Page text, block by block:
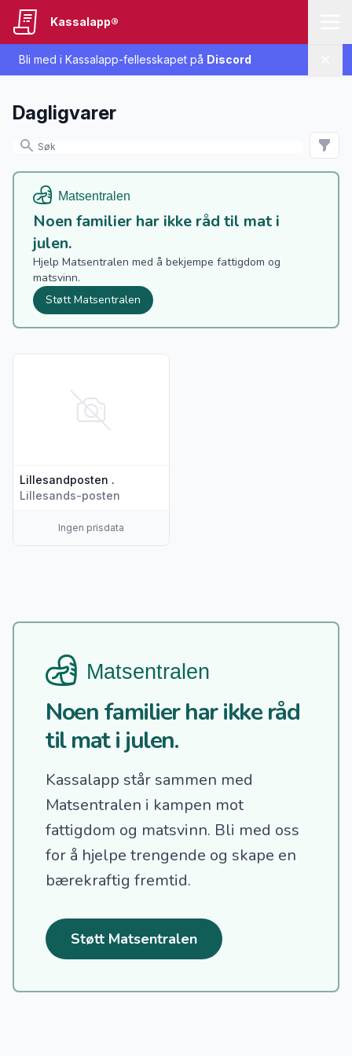
Bli med i Kassalapp-fellesskapet på Discord
Kassalapp®
Dagligvarer
Noen familier har ikke råd til mat i
julen.
Hjelp Matsentralen med å bekjempe fattigdom og
matsvinn.
Støtt Matsentralen
Lillesandposten .
Lillesands-posten
Ingen prisdata
Noen familier har ikke råd
til mat i julen.
Kassalapp står sammen med
Matsentralen i kampen mot
fattigdom og matsvinn. Bli med oss
for å hjelpe trengende og skape en
bærekraftig fremtid.
Støtt Matsentralen